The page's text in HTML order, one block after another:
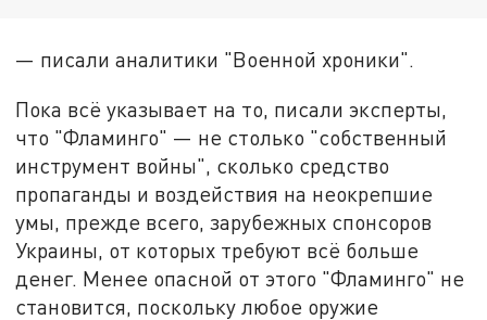
— писали аналитики "Военной хроники".
Пока всё указывает на то, писали эксперты,
что "Фламинго" — не столько "собственный
инструмент войны", сколько средство
пропаганды и воздействия на неокрепшие
умы, прежде всего, зарубежных спонсоров
Украины, от которых требуют всё больше
денег. Менее опасной от этого "Фламинго" не
становится, поскольку любое оружие